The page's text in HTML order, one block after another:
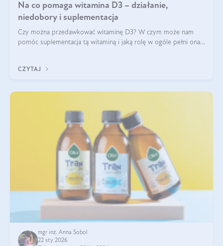
Na co pomaga witamina D3 – działanie,
niedobory i suplementacja
Czy można przedawkować witaminę D3? W czym może nam
pomóc suplementacja tą witaminą i jaką rolę w ogóle pełni ona
robić?
CZYTAJ
mgr inż. Anna Sobol
22 sty 2026